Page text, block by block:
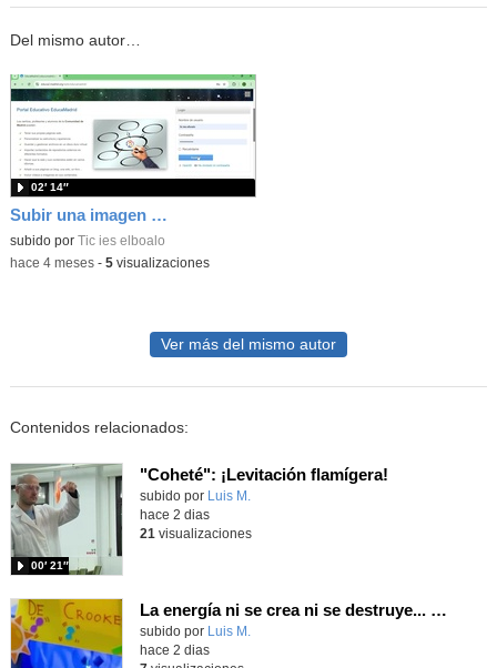
Del mismo autor…
Subir una imagen a novedades
subido por Tic ies elboalo
02′ 14″
-hace 4 meses- 5visualizaciones
Ver más del mismo autor
Contenidos relacionados:
"Coheté": ¡Levitación flamígera!
Contenido educativo.
subido por Luis M.
00′ 21″
hace 2 dias
21 visualizaciones
La energía ni se crea ni se destruye... ¡se experimenta! El Tierno en la Feria Madrid es Ciencia 2026
Contenido educativo.
subido por Luis M.
hace 2 dias